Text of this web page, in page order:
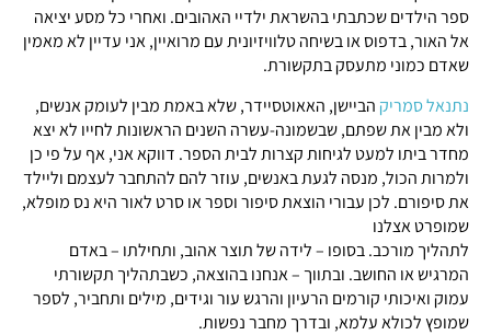
ספר הילדים שכתבתי בהשראת ילדיי האהובים. ואחרי כל מסע יציאה
אל האור, בדפוס או בשיחה טלוויזיונית עם מרואיין, אני עדיין לא מאמין
שאדם כמוני מתעסק בתקשורת.
נתנאל סמריק הביישן, האאוטסיידר, שלא באמת מבין לעומק אנשים,
ולא מבין את שפתם, שבשמונה-עשרה השנים הראשונות לחייו לא יצא
מחדר ביתו למעט לגיחות קצרות לבית הספר. דווקא אני, אף על פי כן
ולמרות הכול, מנסה לגעת באנשים, עוזר להם להתחבר לעצמם וליילד
את סיפורם. לכן עבורי הוצאת סיפור וספר או סרט לאור היא נס מופלא,
שמופרט אצלנו
לתהליך מורכב. בסופו – לידה של תוצר אהוב, ותחילתו – באדם
המרגיש או החושב. ובתווך – אנחנו בהוצאה, כשבתהליך תקשורתי
עמוק ואיכותי קורמים הרעיון והרגש עור וגידים, מילים ותחביר, לספר
שמופץ לכולא עלמא, ובדרך מחבר נפשות.